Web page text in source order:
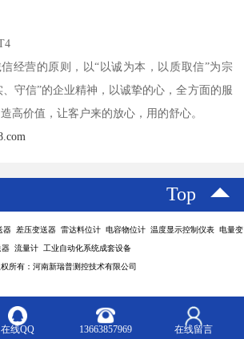
经营的原则，以“以诚为本，以质取信”为宗
守信”的企业精神，以诚挚的心，全方面的服
高价值，让客户来的放心，用的舒心。
Top
器 差压变送器 雷达料位计 电容物位计 温度显示控制仪表 电量变
器 流量计 工业自动化系统成套设备
所有：河南新瑞普测控技术有限公司
在线QQ 13663857969 在线留言